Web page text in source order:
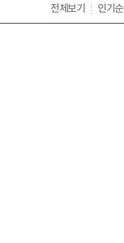
전체보기 인기순